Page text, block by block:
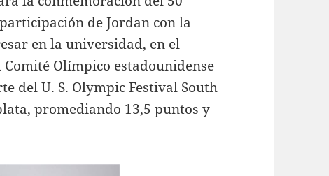
de Jordan con la
en la universidad, en el
Olímpico estadounidense
del U. S. Olympic Festival South
promediando 13,5 puntos y